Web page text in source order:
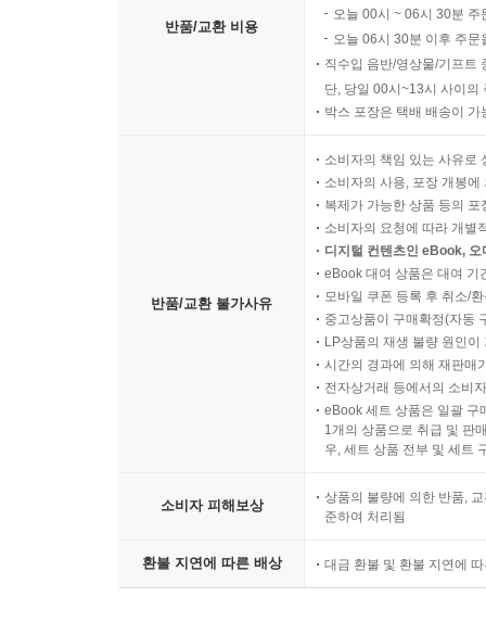
반품/교환 비용
오늘 00시 ~ 06시 30분
오늘 06시 30분 이후 주
직수입 음반/영상물/기프트
단, 당일 00시~13시 사이의
박스 포장은 택배 배송이
반품/교환 불가사유
소비자의 책임 있는 사유로
소비자의 사용, 포장 개봉
복제가 가능한 상품 등의
소비자의 요청에 따라 개별
디지털 컨텐츠인 eBook,
eBook 대여 상품은 대여 기
모바일 쿠폰 등록 후 취소/
중고상품이 구매확정(자동
LP상품의 재생 불량 원인
시간의 경과에 의해 재판매
전자상거래 등에서의 소비
eBook 세트 상품은 일괄 구
1개의 상품으로 취급 및 판
우, 세트 상품 전부 및 세트
소비자 피해보상
상품의 불량에 의한 반품,
준하여 처리됨
환불 지연에 따른 배상 대금 환불 및 환불 지연에